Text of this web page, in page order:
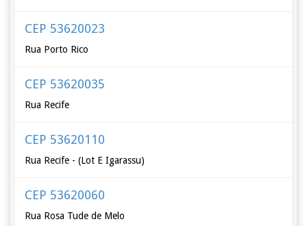
CEP 53620023
Rua Porto Rico
CEP 53620035
Rua Recife
CEP 53620110
Rua Recife - (Lot E Igarassu)
CEP 53620060
Rua Rosa Tude de Melo